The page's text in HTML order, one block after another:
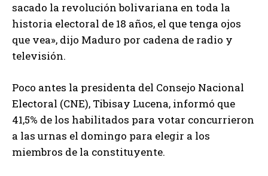
sacado la revolución bolivariana en toda la
historia electoral de 18 años, el que tenga ojos
que vea», dijo Maduro por cadena de radio y
televisión.
Poco antes la presidenta del Consejo Nacional
Electoral (CNE), Tibisay Lucena, informó que
41,5% de los habilitados para votar concurrieron
a las urnas el domingo para elegir a los
miembros de la constituyente.